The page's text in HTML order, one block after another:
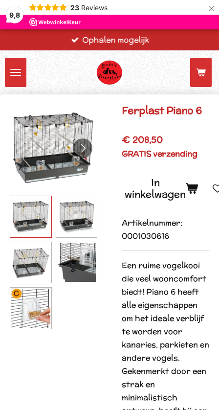
9,8
23 Reviews ×
Ophalen mogelijk
Ferplast Piano 6
€ 208,50
GRATIS verzending
In
winkelwagen
Artikelnummer:
0001030616
Een ruime vogelkooi
die veel wooncomfort
biedt! Piano 6 heeft
alle eigenschappen
om het ideale verblijf
te worden voor
kanaries, parkieten en
andere vogels.
Gekenmerkt door een
strak en
minimalistisch